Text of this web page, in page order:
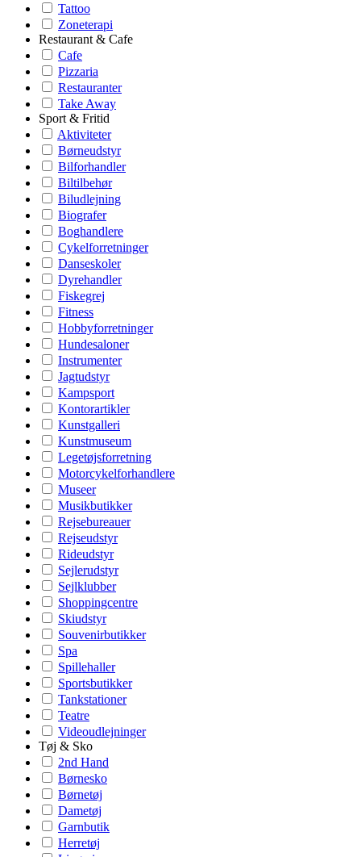
Tattoo
Zoneterapi
Restaurant & Cafe
Cafe
Pizzaria
Restauranter
Take Away
Sport & Fritid
Aktiviteter
Børneudstyr
Bilforhandler
Biltilbehør
Biludlejning
Biografer
Boghandlere
Cykelforretninger
Danseskoler
Dyrehandler
Fiskegrej
Fitness
Hobbyforretninger
Hundesaloner
Instrumenter
Jagtudstyr
Kampsport
Kontorartikler
Kunstgalleri
Kunstmuseum
Legetøjsforretning
Motorcykelforhandlere
Museer
Musikbutikker
Rejsebureauer
Rejseudstyr
Rideudstyr
Sejlerudstyr
Sejlklubber
Shoppingcentre
Skiudstyr
Souvenirbutikker
Spa
Spillehaller
Sportsbutikker
Tankstationer
Teatre
Videoudlejninger
Tøj & Sko
2nd Hand
Børnesko
Børnetøj
Dametøj
Garnbutik
Herretøj